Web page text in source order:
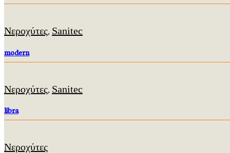
Νεροχύτες, Sanitec
modern
Νεροχύτες, Sanitec
libra
Νεροχύτες